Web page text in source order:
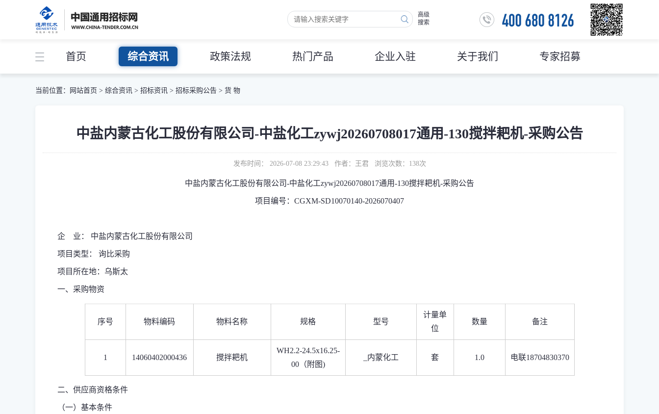
高级
搜索
首页 综合资讯 政策法规 热门产品 企业入驻 关于我们 专家招募
当前位置： 网站首页 > 综合资讯 > 招标资讯 > 招标采购公告 > 货 物
中盐内蒙古化工股份有限公司-中盐化工zywj20260708017通用-130搅拌耙机-采购公告
发布时间： 2026-07-08 23:29:43 作者：王君 浏览次数： 138次
中盐内蒙古化工股份有限公司-中盐化工zywj20260708017通用-130搅拌耙机-采购公告
项目编号：CGXM-SD10070140-2026070407
企 业： 中盐内蒙古化工股份有限公司
项目类型： 询比采购
项目所在地：乌斯太
一、采购物资
序号 物料编码 物料名称 规格 型号
计量单
位
数量 备注
1 14060402000436 搅拌耙机
WH2.2-24.5x16.25-
00（附图)
_内蒙化工 套 1.0 电联18704830370
二、供应商资格条件
（一）基本条件